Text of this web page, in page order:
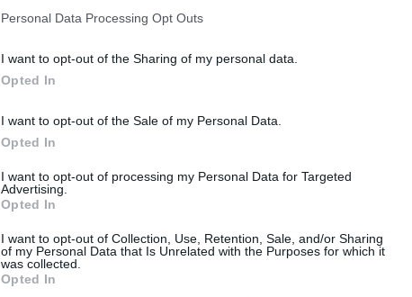
Personal Data Processing Opt Outs
I want to opt-out of the Sharing of my personal data.
Opted In
I want to opt-out of the Sale of my Personal Data.
Opted In
I want to opt-out of processing my Personal Data for Targeted
Advertising.
Opted In
I want to opt-out of Collection, Use, Retention, Sale, and/or Sharing
of my Personal Data that Is Unrelated with the Purposes for which it
was collected.
Opted In